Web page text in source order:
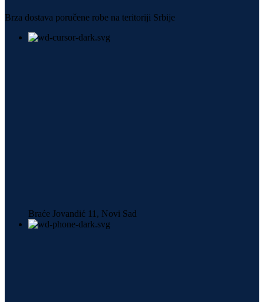
Brza dostava poručene robe na teritoriji Srbije
Braće Jovandić 11, Novi Sad